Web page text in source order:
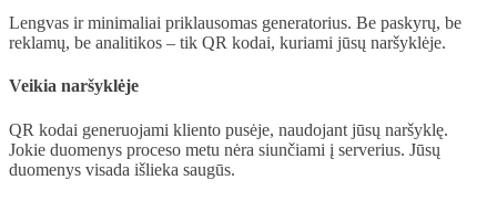
Lengvas ir minimaliai priklausomas generatorius. Be paskyrų, be
reklamų, be analitikos – tik QR kodai, kuriami jūsų naršyklėje.
Veikia naršyklėje
QR kodai generuojami kliento pusėje, naudojant jūsų naršyklę.
Jokie duomenys proceso metu nėra siunčiami į serverius. Jūsų
duomenys visada išlieka saugūs.